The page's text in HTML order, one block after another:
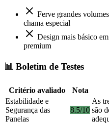
Ferve grandes
chama especial
Design mais básico
premium
📊 Boletim de Testes
Critério avaliado Nota
Estabilidade e
Segurança das
Panelas
8.5/10
As
são